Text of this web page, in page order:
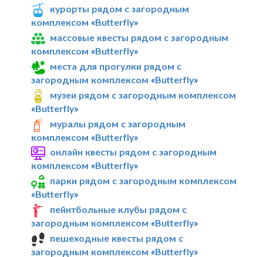
курорты рядом с загородным
комплексом «Butterfly»
массовые квесты рядом с загородным
комплексом «Butterfly»
места для прогулки рядом с
загородным комплексом «Butterfly»
музеи рядом с загородным комплексом
«Butterfly»
муралы рядом с загородным
комплексом «Butterfly»
онлайн квесты рядом с загородным
комплексом «Butterfly»
парки рядом с загородным комплексом
«Butterfly»
пейнтбольные клубы рядом с
загородным комплексом «Butterfly»
пешеходные квесты рядом с
загородным комплексом «Butterfly»